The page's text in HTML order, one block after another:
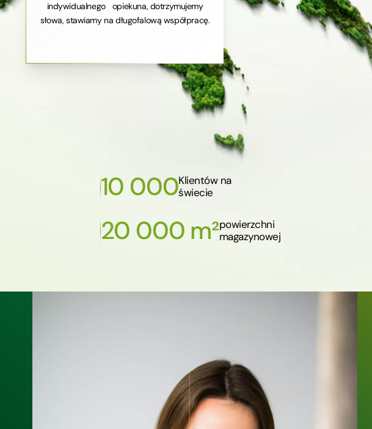
indywidualnego opiekuna, dotrzymujemy
słowa, stawiamy na długofalową współpracę.
10 000Klientów na
świecie
20 000 m²powierzchni
magazynowej